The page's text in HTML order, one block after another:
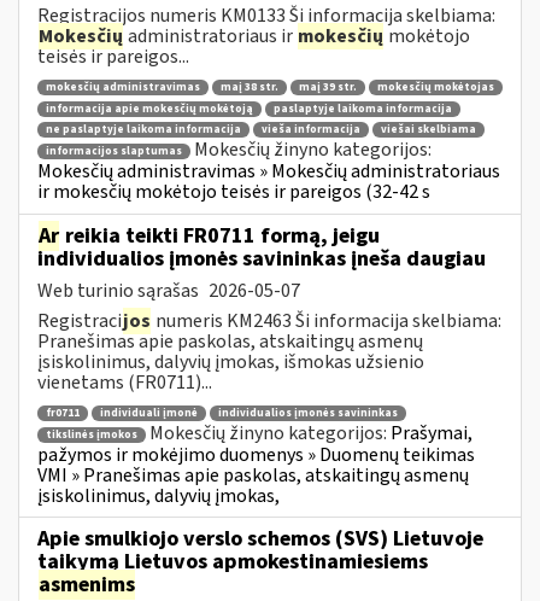
Registracijos numeris KM0133 Ši informacija skelbiama:
Mokesčių administratoriaus ir mokesčių mokėtojo
teisės ir pareigos...
mokesčių administravimas maį 38 str. maį 39 str.
mokesčių mokėtojas
informacija apie mokesčių mokėtoją
paslaptyje laikoma informacija
ne paslaptyje laikoma informacija
vieša informacija
viešai skelbiama
informacijos slaptumas
Mokesčių žinyno kategorijos:
Mokesčių administravimas » Mokesčių administratoriaus
ir mokesčių mokėtojo teisės ir pareigos (32-42 s
Ar reikia teikti FR0711 formą, jeigu
individualios įmonės savininkas įneša daugiau
Web turinio sąrašas 2026-05-07
Registracijos numeris KM2463 Ši informacija skelbiama:
Pranešimas apie paskolas, atskaitingų asmenų
įsiskolinimus, dalyvių įmokas, išmokas užsienio
vienetams (FR0711)...
fr0711 individuali įmonė
individualios įmonės savininkas
tikslinės įmokos
Mokesčių žinyno kategorijos: Prašymai,
pažymos ir mokėjimo duomenys » Duomenų teikimas
VMI » Pranešimas apie paskolas, atskaitingų asmenų
įsiskolinimus, dalyvių įmokas,
Apie smulkiojo verslo schemos (SVS) Lietuvoje
taikymą Lietuvos apmokestinamiesiems
asmenims